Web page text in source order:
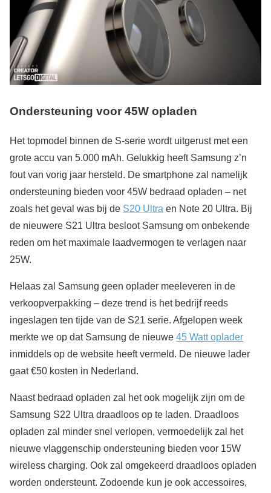
Ondersteuning voor 45W opladen
Het topmodel binnen de S-serie wordt uitgerust met een
grote accu van 5.000 mAh. Gelukkig heeft Samsung z’n
fout van vorig jaar hersteld. De smartphone zal namelijk
ondersteuning bieden voor 45W bedraad opladen – net
zoals het geval was bij de S20 Ultra en Note 20 Ultra. Bij
de nieuwere S21 Ultra besloot Samsung om onbekende
reden om het maximale laadvermogen te verlagen naar
25W.
Helaas zal Samsung geen oplader meeleveren in de
verkoopverpakking – deze trend is het bedrijf reeds
ingeslagen ten tijde van de S21 serie. Afgelopen week
merkte we op dat Samsung de nieuwe 45 Watt oplader
inmiddels op de website heeft vermeld. De nieuwe lader
gaat €50 kosten in Nederland.
Naast bedraad opladen zal het ook mogelijk zijn om de
Samsung S22 Ultra draadloos op te laden. Draadloos
opladen zal minder snel verlopen, vermoedelijk zal het
nieuwe vlaggenschip ondersteuning bieden voor 15W
wireless charging. Ook zal omgekeerd draadloos opladen
worden ondersteunt. Zodoende kun je ook accessoires,